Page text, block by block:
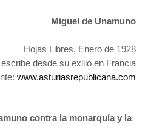
Miguel de Unamuno
Hojas Libres, Enero de 1928
desde su exilio en Francia
www.asturiasrepublicana.com
contra la monarquía y la